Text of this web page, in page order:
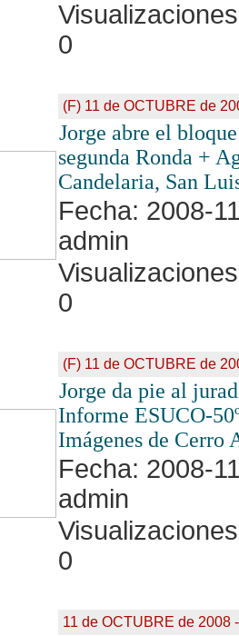
0
(F) 11 de OCTUBRE de
Jorge abre el
segunda Ronda +
Candelaria, San
Fecha: 2008-
admin
0
(F) 11 de OCTUBRE de
Jorge da pie al
Informe ESUCO-
Imágenes de Cerro
Fecha: 2008-
admin
0
11 de OCTUBRE de 2008